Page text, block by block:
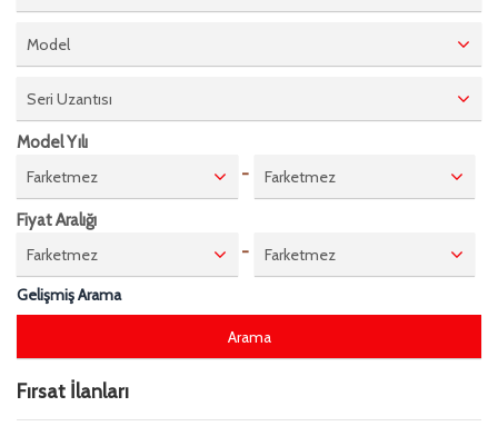
Model
Seri Uzantısı
Model Yılı
Farketmez
- Farketmez
Fiyat Aralığı
Farketmez
-
Farketmez
Gelişmiş Arama
Fırsat İlanları